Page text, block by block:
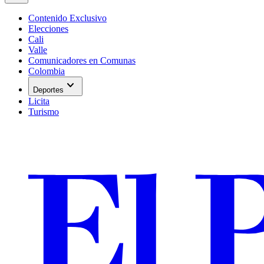
Contenido Exclusivo
Elecciones
Cali
Valle
Comunicadores en Comunas
Colombia
Deportes expand_more
Licita
Turismo